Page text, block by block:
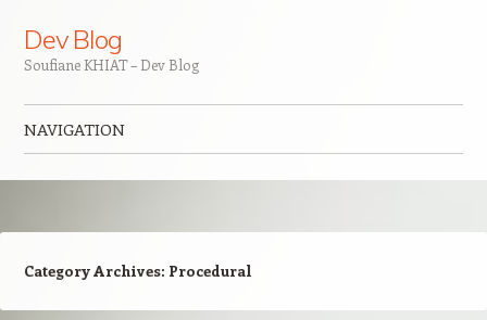
Dev Blog
Soufiane KHIAT – Dev Blog
NAVIGATION
Category Archives: Procedural